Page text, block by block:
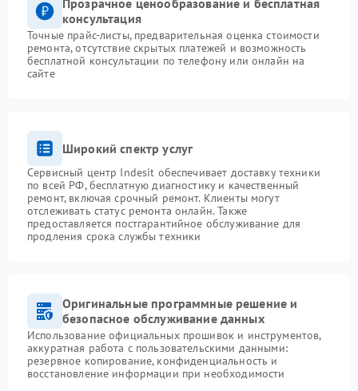
Прозрачное ценообразование и бесплатная
консультация
Точные прайс-листы, предварительная оценка стоимости
ремонта, отсутствие скрытых платежей и возможность
бесплатной консультации по телефону или онлайн на
сайте
Широкий спектр услуг
Сервисный центр Indesit обеспечивает доставку техники
по всей РФ, бесплатную диагностику и качественный
ремонт, включая срочный ремонт. Клиенты могут
отслеживать статус ремонта онлайн. Также
предоставляется постгарантийное обслуживание для
продления срока службы техники
Оригинальные программные решение и
безопасное обслуживание данных
Использование официальных прошивок и инструментов,
аккуратная работа с пользовательскими данными:
резервное копирование, конфиденциальность и
восстановление информации при необходимости